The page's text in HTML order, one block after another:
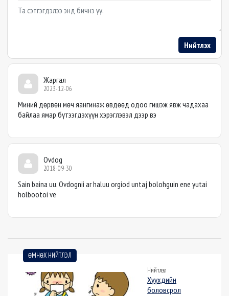
Example textarea
Нийтлэх
Жаргал
2023-12-06
Миний дөрвөн мөч яангинаж өвдөөд одоо гишэж явж чадахаа
байлаа ямар бүтээгдэхүүн хэрэглэвэл дээр вэ
Ovdog
2018-09-30
Sain baina uu. Ovdognii ar haluu orgiod untaj bolohguin ene yutai
holbootoi ve
ӨМНӨХ НИЙТЛЭЛ
Нийтлэл
Хүүхдийн
боловсрол